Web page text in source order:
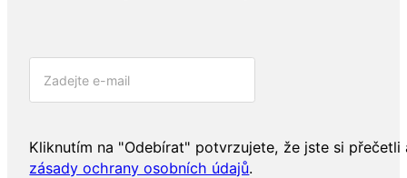
Kliknutím na "Odebírat" potvrzujete, že jste si přečetli
zásady ochrany osobních údajů.